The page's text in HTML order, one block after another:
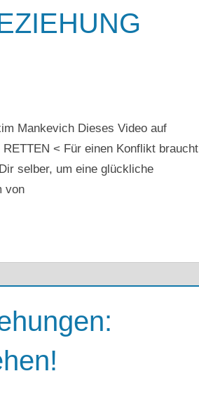
Mankevich Dieses Video auf
< Für einen Konflikt braucht
selber, um eine glückliche
von